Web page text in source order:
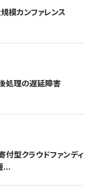
模カンファレンス
後処理の遅延障害
付型クラウドファンディ
...